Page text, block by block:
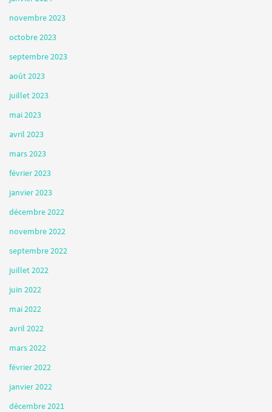
novembre 2023
octobre 2023
septembre 2023
août 2023
juillet 2023
mai 2023
avril 2023
mars 2023
février 2023
janvier 2023
décembre 2022
novembre 2022
septembre 2022
juillet 2022
juin 2022
mai 2022
avril 2022
mars 2022
février 2022
janvier 2022
décembre 2021